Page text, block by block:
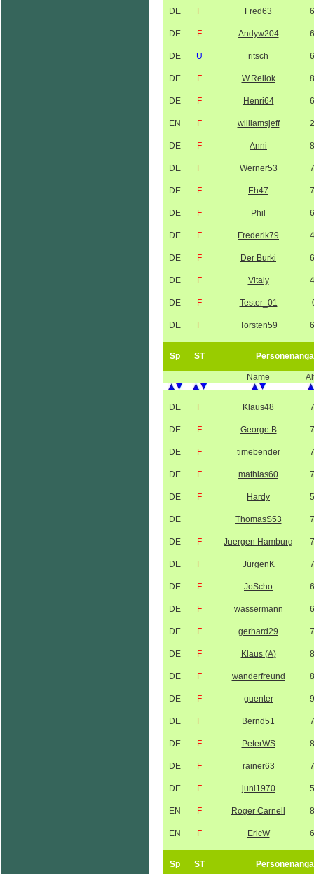
DE F Fred63
DE F Andyw204
DE U ritsch
DE F W.Rellok
DE F Henri64
EN F williamsjeff
DE F Anni
DE F Werner53
DE F Eh47
DE F Phil
DE F Frederik79
DE F Der Burki
DE F Vitaly
DE F Tester_01
DE F Torsten59
Sp ST
Name
DE F Klaus48
DE F George B
DE F timebender
DE F mathias60
DE F Hardy
DE ThomasS53
DE F Juergen Hamburg
DE F JürgenK
DE F JoScho
DE F wassermann
DE F gerhard29
DE F Klaus (A)
DE F wanderfreund
DE F guenter
DE F Bernd51
DE F PeterWS
DE F rainer63
DE F juni1970
EN F Roger Carnell
EN F EricW
Sp ST